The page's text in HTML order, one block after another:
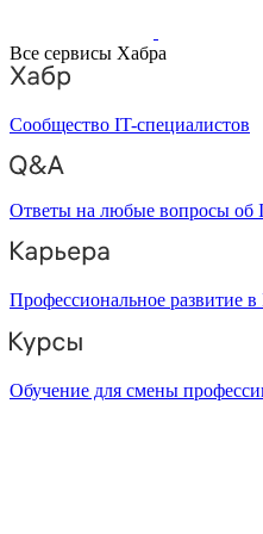
Все сервисы Хабра
Сообщество IT-специалистов
Ответы на любые вопросы об
Профессиональное развитие в
Обучение для смены